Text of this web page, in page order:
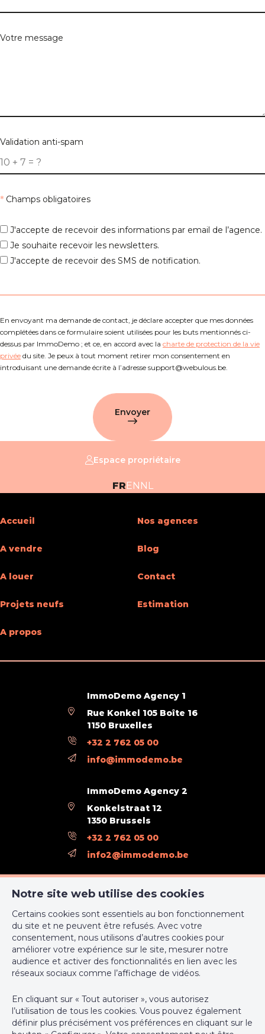
Votre message
Validation anti-spam
* Champs obligatoires
J'accepte de recevoir des informations par email de l’agence.
Je souhaite recevoir les newsletters.
J'accepte de recevoir des SMS de notification.
En envoyant ma demande de contact, je déclare accepter que mes données
complétées dans ce formulaire soient utilisées pour les buts mentionnés ci-
dessus par ImmoDemo ; et ce, en accord avec la charte de protection de la vie
privée du site. Je peux à tout moment retirer mon consentement en
introduisant une demande écrite à l’adresse support@webulous.be.
Envoyer
Notre site web utilise des cookies
Certains cookies sont essentiels au bon fonctionnement
du site et ne peuvent être refusés. Avec votre
consentement, nous utilisons d’autres cookies pour
améliorer votre expérience sur le site, mesurer notre
audience et activer des fonctionnalités en lien avec les
réseaux sociaux comme l’affichage de vidéos.
En cliquant sur « Tout autoriser », vous autorisez
l’utilisation de tous les cookies. Vous pouvez également
définir plus précisément vos préférences en cliquant sur le
Espace propriétaire
FREN NL
Accueil
A vendre
A louer
Projets neufs
A propos
Nos agences
Blog
Contact
Estimation
ImmoDemo Agency 1
Rue Konkel 105 Boîte 16
1150 Bruxelles
+32 2 762 05 00
info@immodemo.be
ImmoDemo Agency 2
Konkelstraat 12
1350 Brussels
+32 2 762 05 00
info2@immodemo.be
1000 Bruxelles
+32 2 762 05 00
support@webulous.be
Agent immobilier intermédiaire agréé IPI sous le numéro 999
999 en Belgique - N° entreprise : TVA BE-0000.111.222